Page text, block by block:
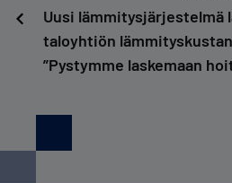
Uusi lämmitysjärjestelmä
taloyhtiön
”Pystymme laskemaan